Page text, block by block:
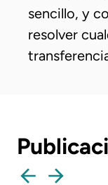
sencillo, y
resolver